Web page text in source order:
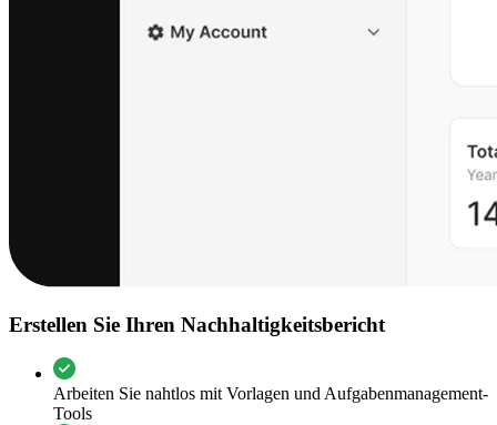
Erstellen Sie Ihren Nachhaltigkeitsbericht
Arbeiten Sie nahtlos mit Vorlagen und Aufgabenmanagement-
Tools